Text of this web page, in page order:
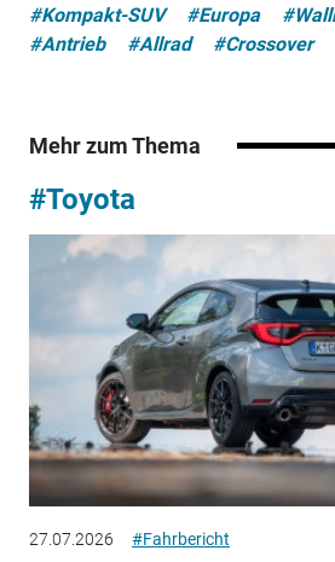
#Kompakt-SUV
#Europa
#Antrieb
#Allrad #Crossover
Mehr zum Thema
#Toyota
27.07.2026 #Fahrbericht